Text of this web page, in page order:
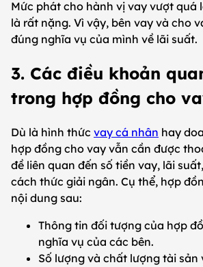
Mức phát cho hành vị vay vượt quá
là rất nặng. Vì vậy, bên vay và cho
đúng nghĩa vụ của mình về lãi suất.
3. Các điều khoản
trong hợp đồng cho
Dù là hình thức vay cá nhân hay
hợp đồng cho vay vẫn cần được
đề liên quan đến số tiền vay, lãi
cách thức giải ngân. Cụ thể, hợp
nội dung sau:
Thông tin đối tượng của hợp
nghĩa vụ của các bên.
Số lượng và chất lượng tài sản